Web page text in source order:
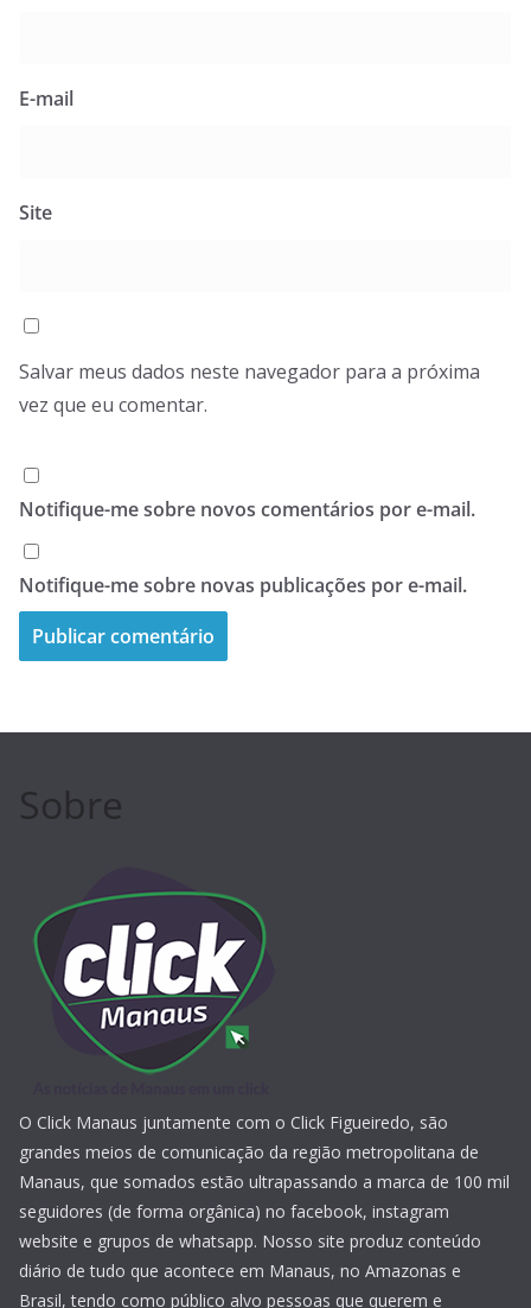
E-mail
Site
Salvar meus dados neste navegador para a próxima
vez que eu comentar.
Notifique-me sobre novos comentários por e-mail.
Notifique-me sobre novas publicações por e-mail.
Sobre
O Click Manaus juntamente com o Click Figueiredo, são
grandes meios de comunicação da região metropolitana de
Manaus, que somados estão ultrapassando a marca de 100 mil
seguidores (de forma orgânica) no facebook, instagram
website e grupos de whatsapp. Nosso site produz conteúdo
diário de tudo que acontece em Manaus, no Amazonas e
Brasil, tendo como público alvo pessoas que querem e